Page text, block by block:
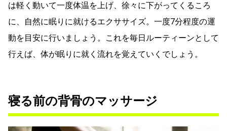
は軽く動いて一度体温を上げ、徐々に下がってくるころ
に、自然に眠りに就けるエクササイズ。一度7分程度の運
動を目安に行いましょう。これを毎日ルーティーンとして
行えば、体が眠りに就く流れを覚えていくでしょう。
寝る前の背骨のマッサージ